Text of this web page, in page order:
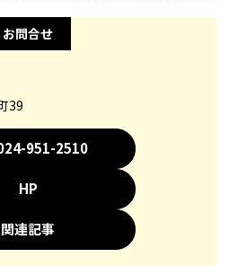
お問合せ
39
951-2510
HP
関連記事